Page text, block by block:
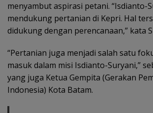
menyambut aspirasi petani. “Isdianto-
mendukung pertanian di Kepri. Hal
didukung dengan perencanaan,” kata
“Pertanian juga menjadi salah satu
masuk dalam misi Isdianto-Suryani,”
yang juga Ketua Gempita (Gerakan
Indonesia) Kota Batam.